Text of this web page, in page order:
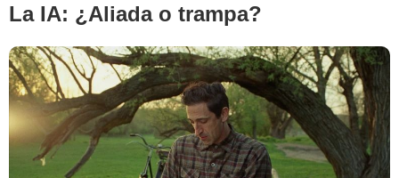
La IA: ¿Aliada o trampa?